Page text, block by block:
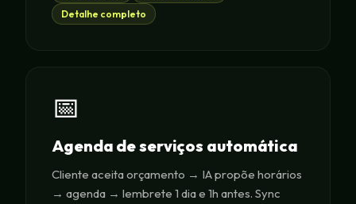
Detalhe completo
📅
Agenda de serviços automática
Cliente aceita orçamento → IA propõe horários
→ agenda → lembrete 1 dia e 1h antes. Sync